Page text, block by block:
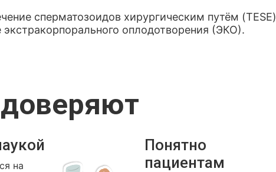
сперматозоидов хирургическим путём (TESE)
оплодотворения (ЭКО).
на
Понятно
пациентам